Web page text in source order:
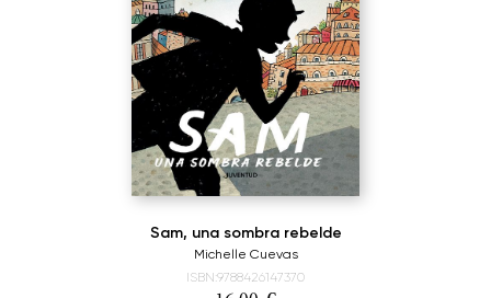
Sam, una sombra rebelde
Michelle Cuevas
ISBN:9788426147370